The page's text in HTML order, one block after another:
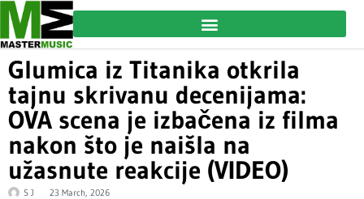
Glumica iz Titanika otkrila
tajnu skrivanu decenijama:
OVA scena je izbačena iz filma
nakon što je naišla na
užasnute reakcije (VIDEO)
S J 23 March, 2026